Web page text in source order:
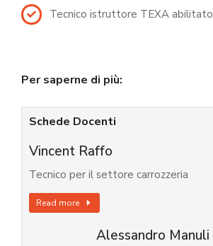
Tecnico istruttore TEXA abilitato
Per saperne di più:
Schede Docenti
Vincent Raffo
Tecnico per il settore carrozzeria
Read more
Alessandro Manuli